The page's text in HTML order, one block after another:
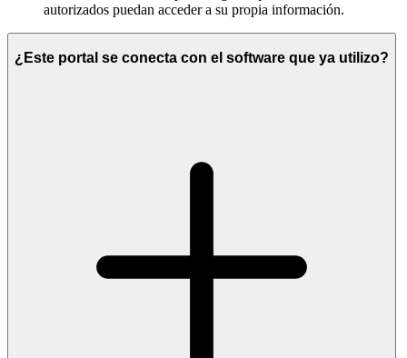
autorizados puedan acceder a su propia información.
¿Este portal se conecta con el software que ya utilizo?